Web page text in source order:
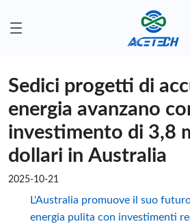
Sedici progetti di
energia avanzano
investimento di 3,8
dollari in Australia
2025-10-21
L'Australia promuove il suo
energia pulita con investimenti